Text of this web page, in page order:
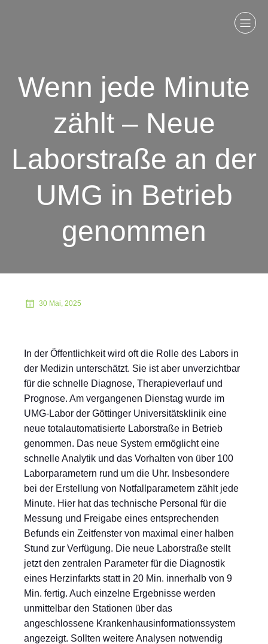
Wenn jede Minute
zählt – Neue
Laborstraße an der
UMG in Betrieb
genommen
30 Mai, 2025
In der Öffentlichkeit wird oft die Rolle des Labors in
der Medizin unterschätzt. Sie ist aber unverzichtbar
für die schnelle Diagnose, Therapieverlauf und
Prognose. Am vergangenen Dienstag wurde im
UMG-Labor der Göttinger Universitätsklinik eine
neue totalautomatisierte Laborstraße in Betrieb
genommen. Das neue System ermöglicht eine
schnelle Analytik und das Vorhalten von über 100
Laborparametern rund um die Uhr. Insbesondere
bei der Erstellung von Notfallparametern zählt jede
Minute. Hier hat das technische Personal für die
Messung und Freigabe eines entsprechenden
Befunds ein Zeitfenster von maximal einer halben
Stund zur Verfügung. Die neue Laborstraße stellt
jetzt den zentralen Parameter für die Diagnostik
eines Herzinfarkts statt in 20 Min. innerhalb von 9
Min. fertig. Auch einzelne Ergebnisse werden
unmittelbar den Stationen über das
angeschlossene Krankenhausinformationssystem
angezeigt. Sollten weitere Analysen notwendig